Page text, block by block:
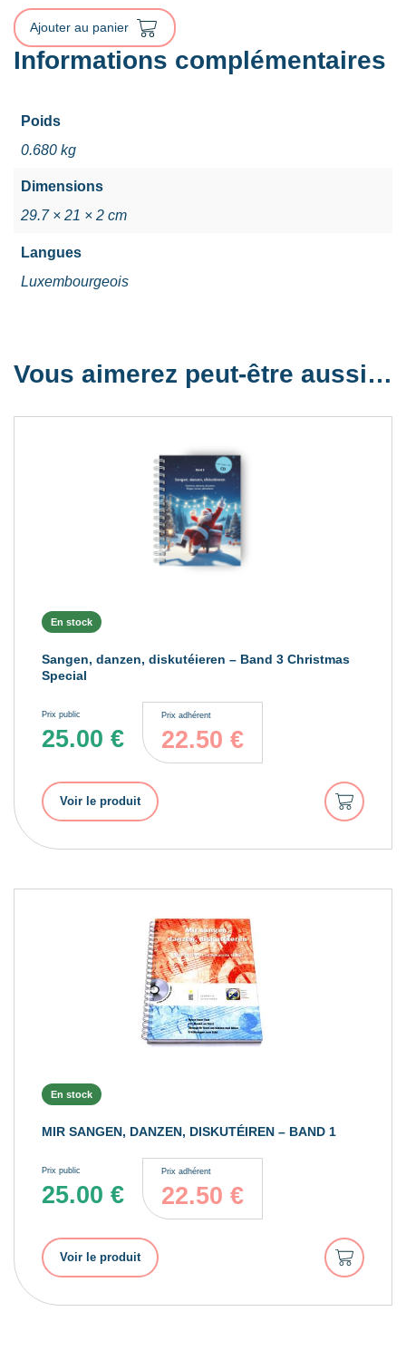
SANGEN,
DANZEN,
DISKUTÉIREN
-
Ajouter au panier
Informations complémentaires
Poids
0.680 kg
Dimensions
29.7 × 21 × 2 cm
Langues
Luxembourgeois
Vous aimerez peut-être aussi…
En stock
Sangen, danzen, diskutéieren – Band 3 Christmas
Special
Prix public
25.00 €
Prix adhérent
22.50 €
Voir le produit
Ajouter
au
panier
En stock
MIR SANGEN, DANZEN, DISKUTÉIREN – BAND 1
Prix public
25.00 €
Prix adhérent
22.50 €
Voir le produit
Ajouter
au
panier